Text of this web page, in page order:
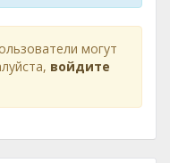
могут
войдите